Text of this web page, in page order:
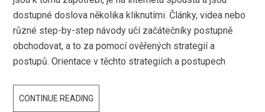
dostupné doslova několika kliknutími. Články, videa nebo
různé step-by-step návody učí začátečníky postupně
obchodovat, a to za pomocí ověřených strategií a
postupů. Orientace v těchto strategiích a postupech
CONTINUE READING